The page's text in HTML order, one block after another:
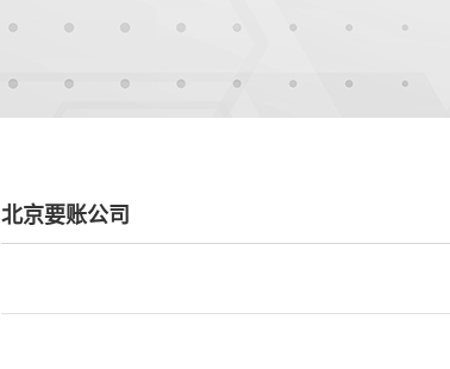
北京要账公司